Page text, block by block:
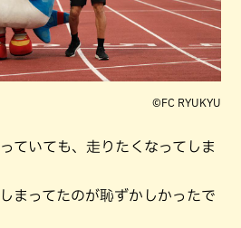
©︎FC RYUKYU
ていても、走りたくなってしま
まってたのが恥ずかしかったで